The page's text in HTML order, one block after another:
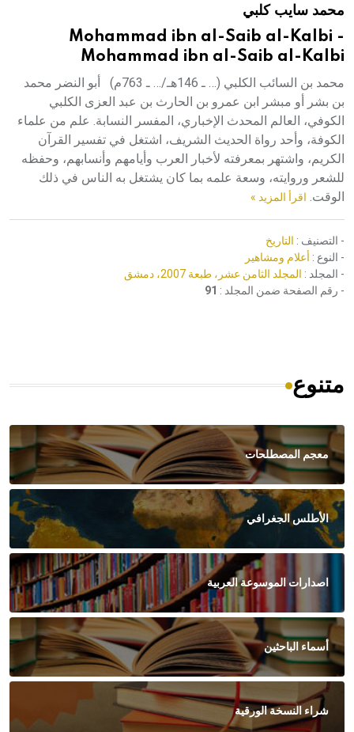
هيئة الموسوعة العربية تطلق موسوعات جديدة في عام 2026محمد سايب كلبي
Mohammad ibn al-Saib al-Kalbi -
Mohammad ibn al-Saib al-Kalbi
محمد بن السائب الكلبي (… ـ 146هـ/… ـ 763م) أبو النضر محمد
بن بشر أو مبشر ابن عمرو بن الحارث بن عبد العزى الكلبي
الكوفي، العالم المحدث الإخباري، المفسر النسابة. علم من علماء
الكوفة، وأحد رواة الحديث الشريف، اشتغل في تفسير القرآن
الكريم، واشتهر بمعرفته لأخبار العرب وأيامهم وأنسابهم، وحفظه
للشعر وروايته، وسعة علمه بما كان يشتغل به الناس في ذلك
الوقت. اقرأ المزيد »
- التصنيف : التاريخ
- النوع : أعلام ومشاهير
- المجلد : المجلد الثامن عشر، طبعة 2007، دمشق
- رقم الصفحة ضمن المجلد : 91
متنوع
معجم المصطلحات
الأطلس الجغرافي
اصدارات الموسوعة العربية
أسماء الباحثين
شراء النسخة الورقية